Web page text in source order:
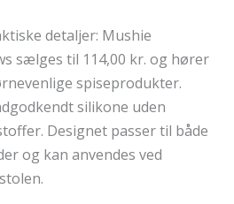
detaljer: Mushie
sælges til 114,00 kr. og hører
spiseprodukter.
silikone uden
Designet passer til både
og kan anvendes ved